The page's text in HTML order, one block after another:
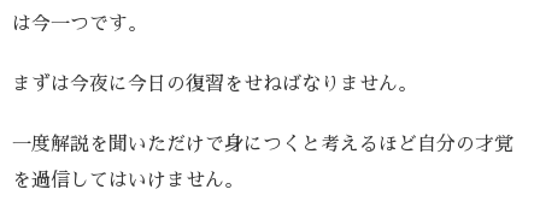
は今一つです。
まずは今夜に今日の復習をせねばなりません。
一度解説を聞いただけで身につくと考えるほど自分の才覚
を過信してはいけません。